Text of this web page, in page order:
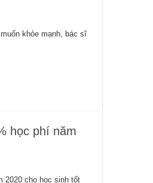
khỏe mạnh, bác sĩ
học phí năm
2020 cho học sinh tốt